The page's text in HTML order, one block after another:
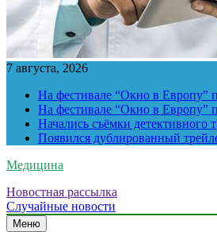
7 августа, 2026
На фестивале “Окно в Европу”
На фестивале “Окно в Европу”
Начались съёмки детективного
Появился дублированный
Медицина
Новостная рассылка
Случайные новости
Меню